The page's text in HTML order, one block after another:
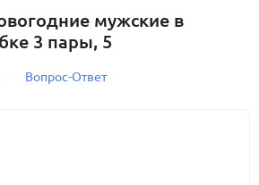
мужские в
3 пары, 5
Вопрос-Ответ